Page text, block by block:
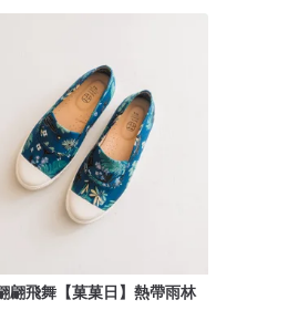
翩飛舞【菓菓日】熱帶雨林